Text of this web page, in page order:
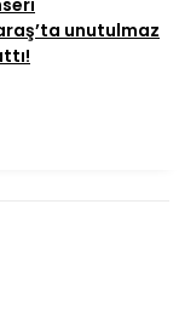
unutulmaz